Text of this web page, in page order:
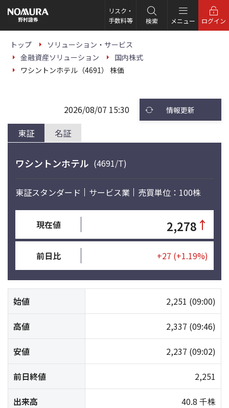
の
ー
リスク・
手数料等
検索 メニュー ログイン
トップ
ソリューション・サービス
金融資産ソリューション
国内株式
ワシントンホテル（4691） 株価
東証 名証
2026/08/07 15:30 情報更新
ワシントンホテル (4691/T)
東証スタンダード サービス業 売買単位：100株
現在値 2,278 ↑
前日比 +27 (+1.19%)
始値 2,251 (09:00)
高値 2,337 (09:46)
安値 2,237 (09:02)
前日終値 2,251
出来高 40.8 千株